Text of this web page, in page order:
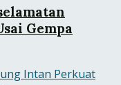
Gempa